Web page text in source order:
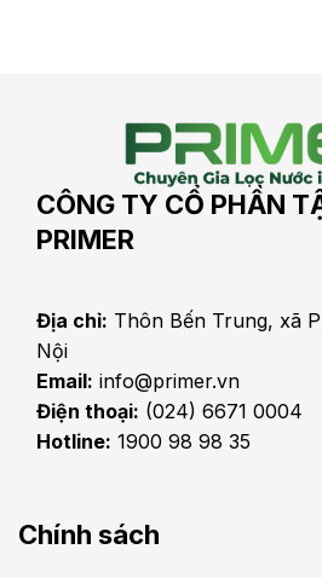
CÔNG TY CỔ PHẦN
PRIMER
Địa chỉ: Thôn Bến Trung, xã
Nội
Email: info@primer.vn
Điện thoại: (024) 6671 0004
Hotline: 1900 98 98 35
Chính sách